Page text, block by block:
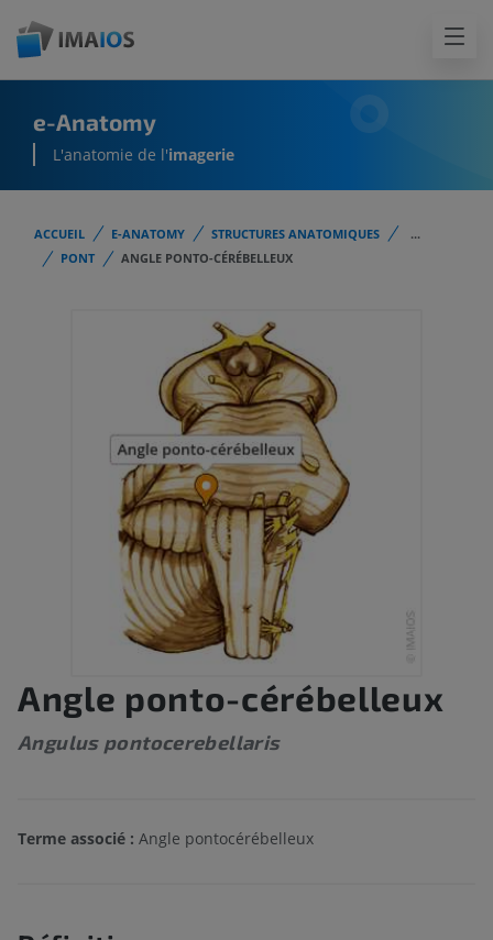
e-Anatomy
L'anatomie de l'imagerie
ACCUEIL E-ANATOMY STRUCTURES ANATOMIQUES
...
PONT
ANGLE PONTO-CÉRÉBELLEUX
Angle ponto-cérébelleux
Angulus pontocerebellaris
Terme associé : Angle pontocérébelleux